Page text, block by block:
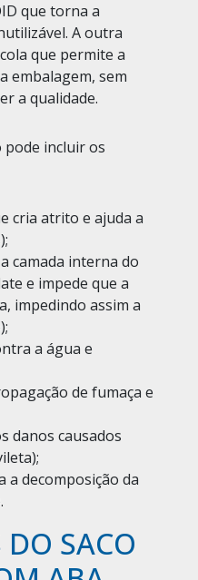
que torna a
A outra
que permite a
embalagem, sem
a qualidade.
pode incluir os
cria atrito e ajuda a
camada interna do
e impede que a
impedindo assim a
a água e
de fumaça e
danos causados
a decomposição da
DO SACO